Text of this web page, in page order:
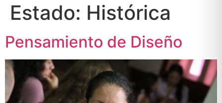
Estado: Histórica
Pensamiento de Diseño